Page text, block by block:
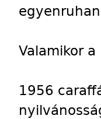
Valamikor
1956